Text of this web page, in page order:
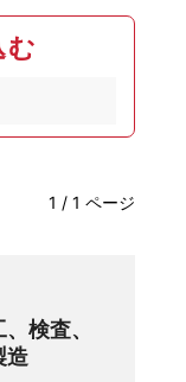
1 / 1 ページ
検査、
造